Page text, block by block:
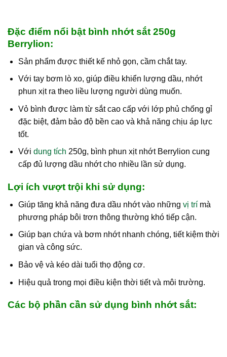
Đặc điểm nổi bật bình nhớt sắt 250g
Berrylion:
Sản phẩm được thiết kế nhỏ gọn, cầm chắt tay.
Với tay bơm lò xo, giúp điều khiển lượng dầu, nhớt
phun xịt ra theo liều lượng người dùng muốn.
Vỏ bình được làm từ sắt cao cấp với lớp phủ chống gỉ
đặc biệt, đảm bảo độ bền cao và khả năng chịu áp lực
tốt.
Với dung tích 250g, bình phun xịt nhớt Berrylion cung
cấp đủ lượng dầu nhớt cho nhiều lần sử dụng.
Lợi ích vượt trội khi sử dụng:
Giúp tăng khả năng đưa dầu nhớt vào những vị trímà
phương pháp bôi trơn thông thường khó tiếp cận.
Giúp bạn chứa và bơm nhớt nhanh chóng, tiết kiệm thời
gian và công sức.
Bảo vệ và kéo dài tuổi thọ động cơ.
Hiệu quả trong mọi điều kiện thời tiết và môi trường.
Các bộ phần cần sử dụng bình nhớt sắt: